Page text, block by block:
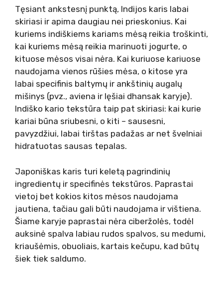
Tęsiant ankstesnį punktą, Indijos karis labai
skiriasi ir apima daugiau nei prieskonius. Kai
kuriems indiškiems kariams mėsą reikia troškinti,
kai kuriems mėsą reikia marinuoti jogurte, o
kituose mėsos visai nėra. Kai kuriuose kariuose
naudojama vienos rūšies mėsa, o kitose yra
labai specifinis baltymų ir ankštinių augalų
mišinys (pvz., aviena ir lęšiai dhansak karyje).
Indiško kario tekstūra taip pat skiriasi: kai kurie
kariai būna sriubesni, o kiti – sausesni,
pavyzdžiui, labai tirštas padažas ar net švelniai
hidratuotas sausas tepalas.
Japoniškas karis turi keletą pagrindinių
ingredientų ir specifinės tekstūros. Paprastai
vietoj bet kokios kitos mėsos naudojama
jautiena, tačiau gali būti naudojama ir vištiena.
Šiame karyje paprastai nėra ciberžolės, todėl
auksinė spalva labiau rudos spalvos, su medumi,
kriaušėmis, obuoliais, kartais kečupu, kad būtų
šiek tiek saldumo.